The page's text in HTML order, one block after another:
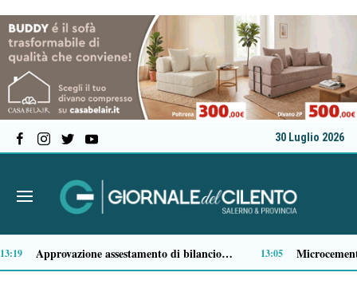
30 Luglio 2026
Comparto ittico, dalla Regione Campania 3 milioni di euro per fronteggiare il caro-gasolio